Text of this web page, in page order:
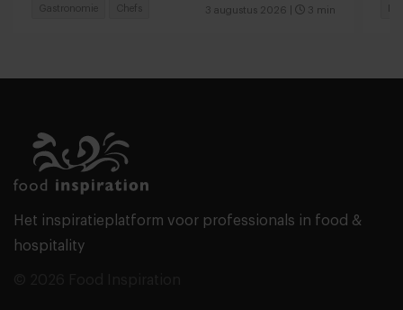
3 augustus 2026 3 min
Gastronomie Chefs
Het inspiratieplatform voor professionals in food &
hospitality